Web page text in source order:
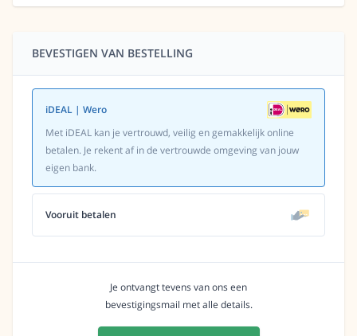
BEVESTIGEN VAN BESTELLING
iDEAL | Wero
Met iDEAL kan je vertrouwd, veilig en gemakkelijk online
betalen. Je rekent af in de vertrouwde omgeving van jouw
eigen bank.
Vooruit betalen
Je ontvangt tevens van ons een
bevestigingsmail met alle details.